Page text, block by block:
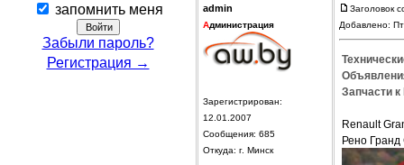
запомнить меня
Забыли пароль?
Регистрация →
admin
Администрация
Зарегистрирован:
12.01.2007
Сообщения: 685
Откуда: г. Минск
Заголовок
Добавлено:
Запчасти
Renault
Рено Гранд